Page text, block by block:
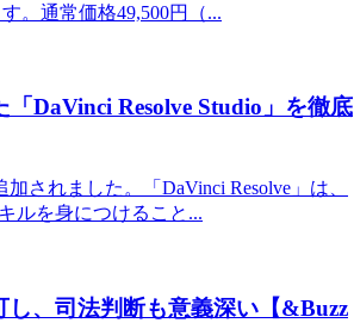
。通常価格49,500円（...
DaVinci Resolve Studio」を徹底
されました。「DaVinci Resolve」は、
ルを身につけること...
、司法判断も意義深い【&Buzz